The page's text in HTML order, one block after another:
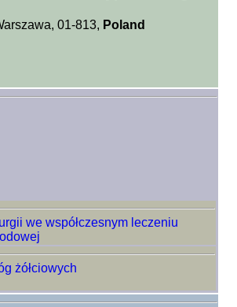
01-813, Poland
we współczesnym leczeniu
żółciowych